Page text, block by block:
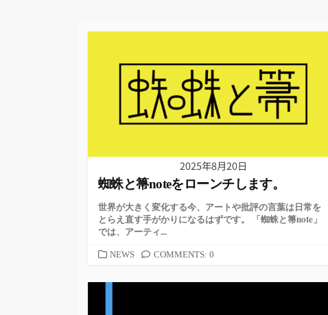
2025年8月20日
蜘蛛と箒noteをローンチします。
世界が大きく変化する今、アートや批評の言葉は日常を
とらえ直す手がかりになるはずです。 「蜘蛛と箒note」
では、アーティ...
カ
ゴ
NEWS COMMENTS: 0